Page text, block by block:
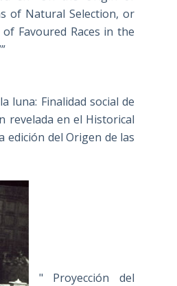
of Natural Selection, or
Favoured Races in the
luna: Finalidad social de
revelada en el Historical
edición del Origen de las
" Proyección del